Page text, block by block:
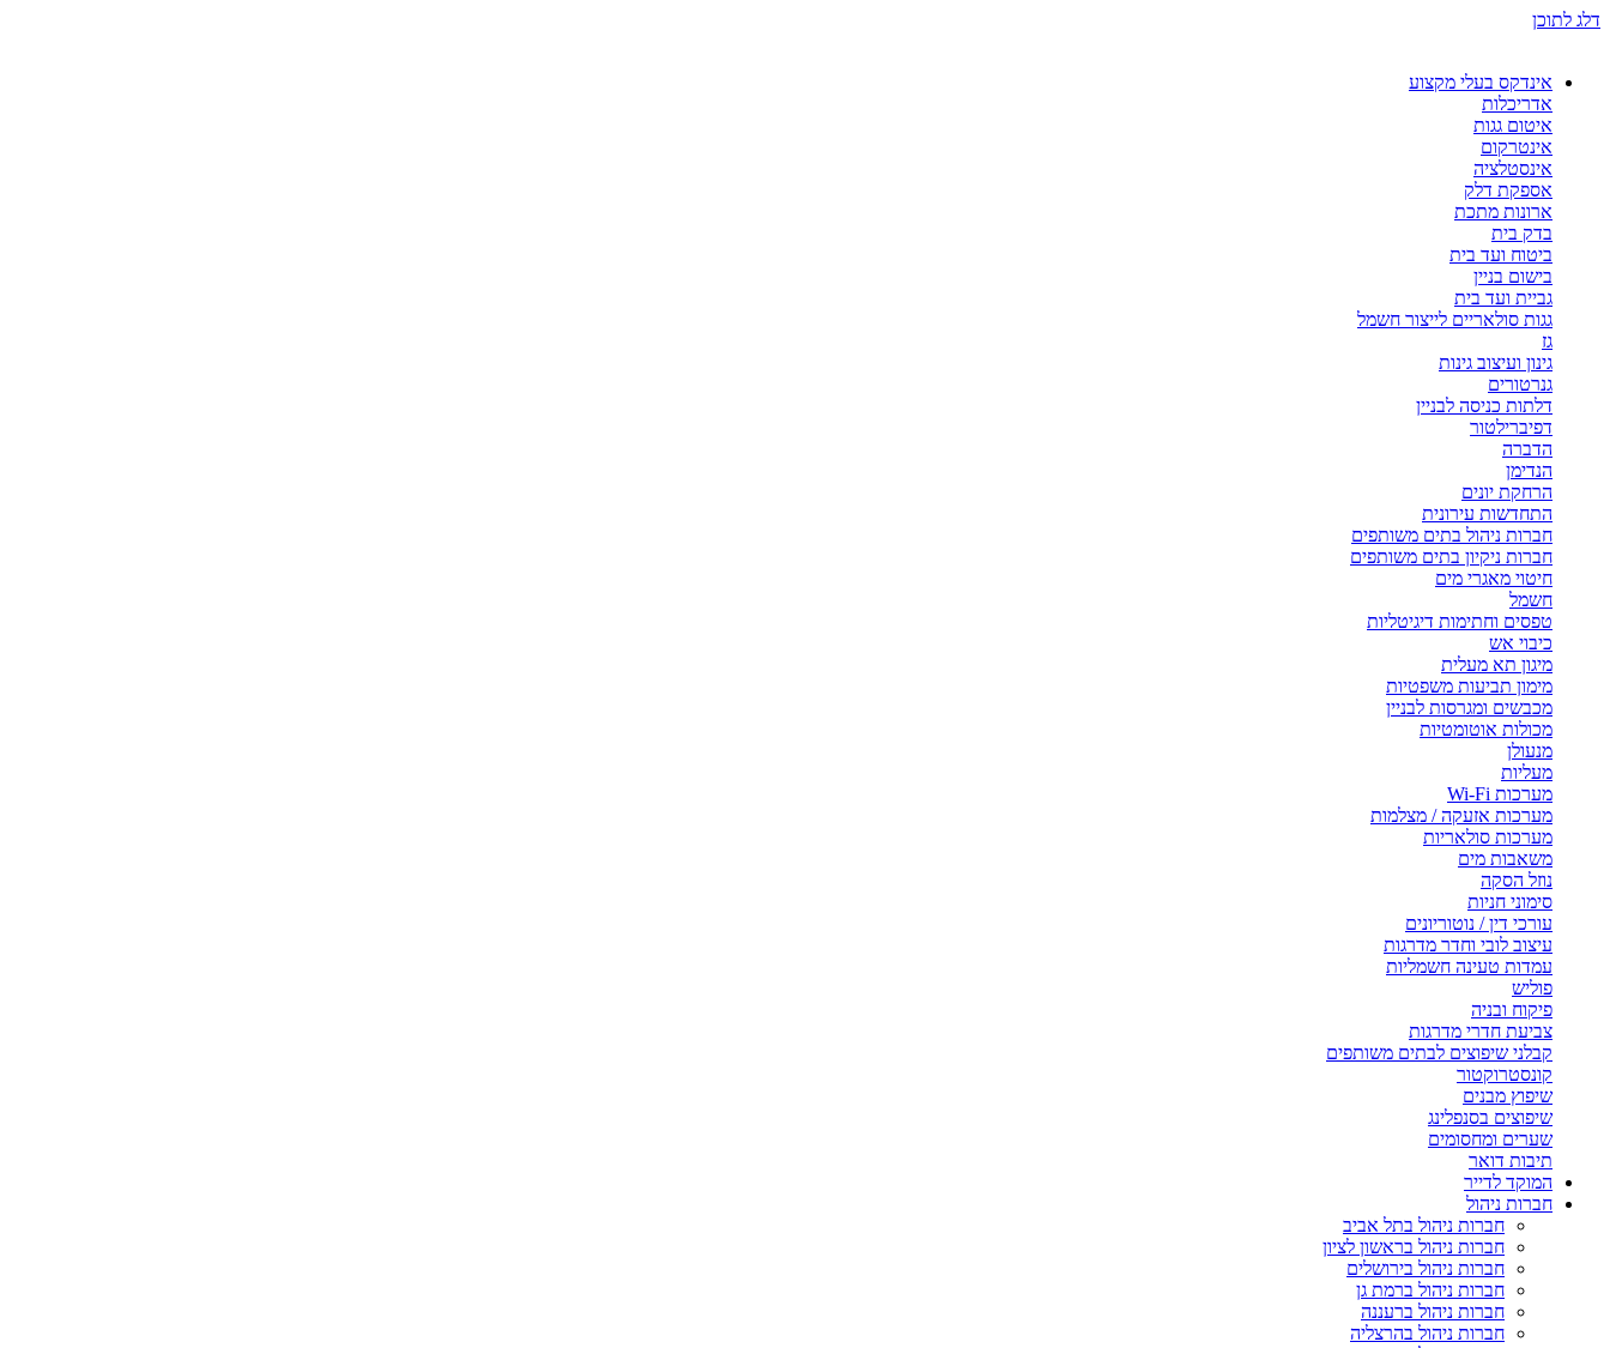
דלג לתוכן
אינדקס בעלי מקצוע
אדריכלות
איטום גגות
אינטרקום
אינסטלציה
אספקת דלק
ארונות מתכת
בדק בית
ביטוח ועד בית
בישום בניין
גביית ועד בית
גגות סולאריים לייצור חשמל
גז
גינון ועיצוב גינות
גנרטורים
דלתות כניסה לבניין
דפיברילטור
הדברה
הנדימן
הרחקת יונים
התחדשות עירונית
חברות ניהול בתים משותפים
חברות ניקיון בתים משותפים
חיטוי מאגרי מים
חשמל
טפסים וחתימות דיגיטליות
כיבוי אש
מיגון תא מעלית
מימון תביעות משפטיות
מכבשים ומגרסות לבניין
מכולות אוטומטיות
מנעולן
מעליות
מערכות Wi-Fi
מערכות אזעקה / מצלמות
מערכות סולאריות
משאבות מים
נוזל הסקה
סימוני חניות
עורכי דין / נוטוריונים
עיצוב לובי וחדר מדרגות
עמדות טעינה חשמליות
פוליש
פיקוח ובניה
צביעת חדרי מדרגות
קבלני שיפוצים לבתים משותפים
קונסטרוקטור
שיפוץ מבנים
שיפוצים בסנפלינג
שערים ומחסומים
תיבות דואר
המוקד לדייר
חברות ניהול
חברות ניהול בתל אביב
חברות ניהול בראשון לציון
חברות ניהול בירושלים
חברות ניהול ברמת גן
חברות ניהול ברעננה
חברות ניהול בהרצליה